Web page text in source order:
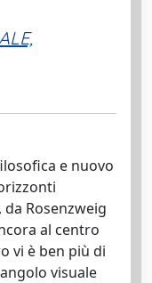
e nuovo
Rosenzweig
al centro
vi è ben più di
visuale